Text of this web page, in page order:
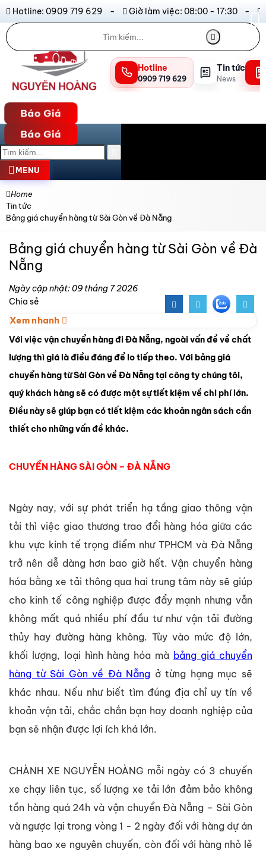
Hotline: 0909 719 629 - Giờ làm việc: 08:00 - 17:30 -
Báo Giá
Hotline
0909 719 629
Tin tức
News
Báo Giá
MENU
Home
Tin tức
Bảng giá chuyển hàng từ Sài Gòn về Đà Nẵng
Bảng giá chuyển hàng từ Sài Gòn về Đà
Nẵng
Ngày cập nhật: 09 tháng 7 2026
Chia sẻ
Xem nhanh
Với việc vận chuyển hàng đi Đà Nẵng, ngoài vấn đề về chất
lượng thì giá là điều đáng để lo tiếp theo. Với bảng giá
chuyển hàng từ Sài Gòn về Đà Nẵng tại công ty chúng tôi,
quý khách hàng sẽ có được một sự tiết kiệm về chi phí lớn.
Điều này sẽ giúp bạn có tiết kiệm các khoản ngân sách cần
thiết cho những vấn đề khác.
CHUYỂN HÀNG SÀI GÒN – ĐÀ NẴNG
Ngày nay, với sự phát triển hạ tầng giao thông vận
tải thì việc giao thương trao đổi hàng hóa giữa các
khu vực kinh tế trọng điểm như TPHCM và Đà Nẵng
trở nên dễ dàng hơn bao giờ hết. Vận chuyển hàng
hóa bằng xe tải thông qua hai trung tâm này sẽ giúp
cho kinh tế công nghiệp được đẩy mạnh nhưng vẫn
không mất quá nhiều phí đầu tư như vận tải đường
thủy hay đường hàng không. Tùy vào mức độ lớn,
khối lượng, loại hình hàng hóa mà bảng giá chuyển
hàng từ Sài Gòn về Đà Nẵng ở từng hạng mục sẽ
khác nhau. Nếu như biết tìm đúng địa chỉ uy tín về
khoản vận tải, chắc chắn bạn hay doanh nghiệp của
bạn sẽ nhận được lợi ích khá lớn.
CHÀNH XE NGUYỄN HOÀNG mỗi ngày có 3 chuyến
xe chạy liên tục, số lượng xe tải lớn đảm bảo không
tồn hàng quá 24h và vận chuyển Đà Nẵng – Sài Gòn
và ngược lại trong vòng 1 - 2 ngày đối với hàng dự án
hàng bao xe nguyên chuyến, còn đối với hàng nhỏ lẻ